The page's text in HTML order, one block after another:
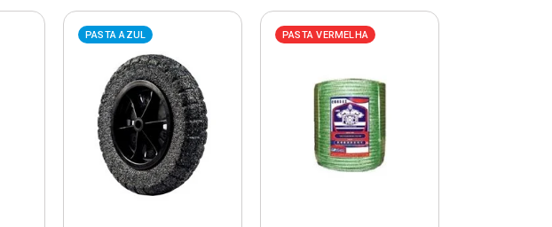
PASTA AZUL PASTA VERMELHA